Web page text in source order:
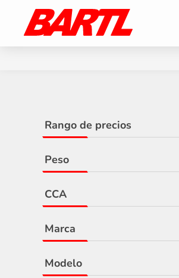
Rango de precios
Peso
CCA
Marca
Modelo